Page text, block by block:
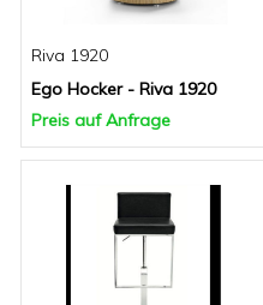
Riva 1920
Ego Hocker - Riva 1920
Preis auf Anfrage